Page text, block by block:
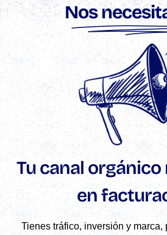
Nos
Tu canal
en
Tienes tráfico, inversión y marca,